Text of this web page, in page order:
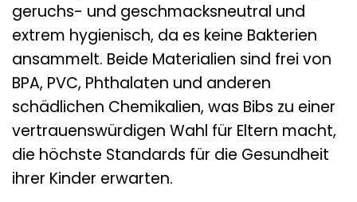
geruchs- und geschmacksneutral und
extrem hygienisch, da es keine Bakterien
ansammelt. Beide Materialien sind frei von
BPA, PVC, Phthalaten und anderen
schädlichen Chemikalien, was Bibs zu einer
vertrauenswürdigen Wahl für Eltern macht,
die höchste Standards für die Gesundheit
ihrer Kinder erwarten.